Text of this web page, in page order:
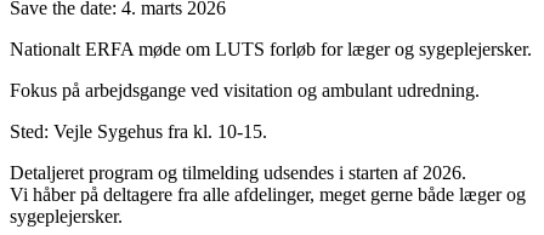
Save the date: 4. marts 2026
Nationalt ERFA møde om LUTS forløb for læger og sygeplejersker.
Fokus på arbejdsgange ved visitation og ambulant udredning.
Sted: Vejle Sygehus fra kl. 10-15.
Detaljeret program og tilmelding udsendes i starten af 2026.
Vi håber på deltagere fra alle afdelinger, meget gerne både læger og
sygeplejersker.